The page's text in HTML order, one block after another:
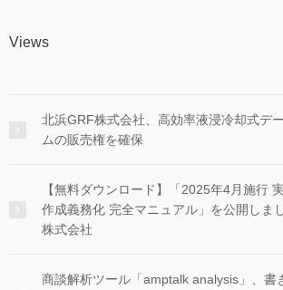
Views
北浜GRF株式会社、高効率液浸冷却式デ
ムの販売権を確保
【無料ダウンロード】「2025年4月施行
作成義務化 完全マニュアル」を公開しま
株式会社
商談解析ツール「amptalk analysis」、書